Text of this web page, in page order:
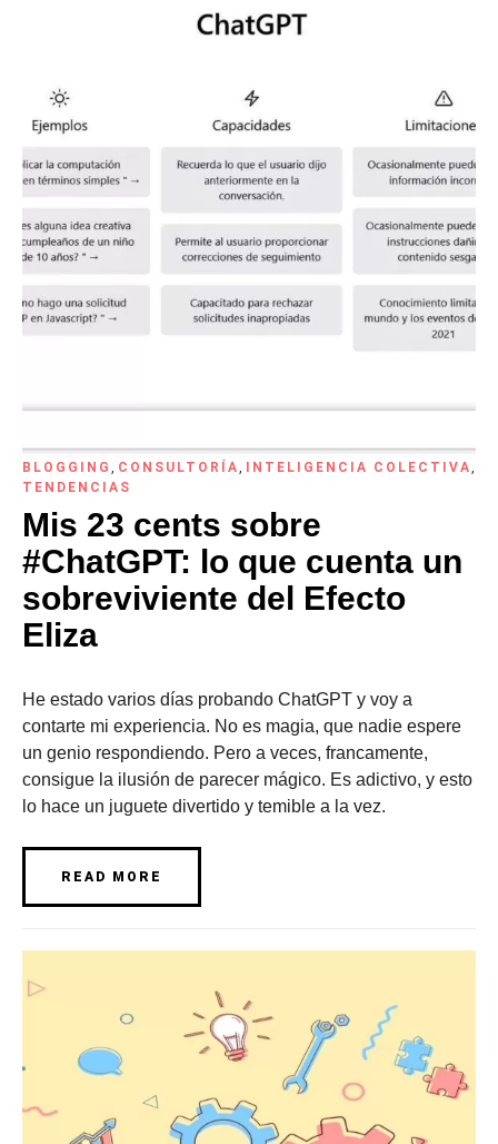
BLOGGING , CONSULTORÍA, INTELIGENCIA COLECTIVA,
TENDENCIAS
Mis 23 cents sobre
#ChatGPT: lo que cuenta un
sobreviviente del Efecto
Eliza
He estado varios días probando ChatGPT y voy a
contarte mi experiencia. No es magia, que nadie espere
un genio respondiendo. Pero a veces, francamente,
consigue la ilusión de parecer mágico. Es adictivo, y esto
lo hace un juguete divertido y temible a la vez.
READ MORE